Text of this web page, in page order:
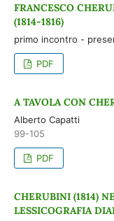
FRANCESCO
(1814-1816)
primo incontro -
PDF
A TAVOLA CON
Alberto Capatti
99-105
PDF
CHERUBINI (1814)
LESSICOGRAFIA